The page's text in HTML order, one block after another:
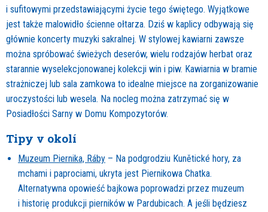
i sufitowymi przedstawiającymi życie tego świętego. Wyjątkowe
jest także malowidło ścienne ołtarza. Dziś w kaplicy odbywają się
głównie koncerty muzyki sakralnej. W stylowej kawiarni zawsze
można spróbować świeżych deserów, wielu rodzajów herbat oraz
starannie wyselekcjonowanej kolekcji win i piw. Kawiarnia w bramie
strażniczej lub sala zamkowa to idealne miejsce na zorganizowanie
uroczystości lub wesela. Na nocleg można zatrzymać się w
Posiadłości Sarny w Domu Kompozytorów.
Tipy v okolí
Muzeum Piernika, Ráby – Na podgrodziu Kunětické hory, za
mchami i paprociami, ukryta jest Piernikowa Chatka.
Alternatywna opowieść bajkowa poprowadzi przez muzeum
i historię produkcji pierników w Pardubicach. A jeśli będziesz